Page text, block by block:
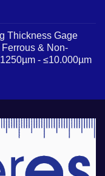
Thickness Gage
& Non-
- ≤10.000µm